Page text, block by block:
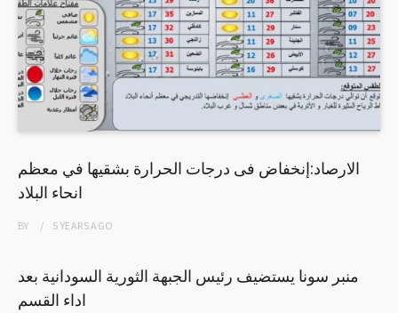
الارصاد:إنخفاض فى درجات الحرارة بشقيها في معظم
انحاء البلاد
BY 5 YEARSAGO
منبر سونا يستضيف رئيس الجبهة الثورية السودانية بعد
اداء القسم